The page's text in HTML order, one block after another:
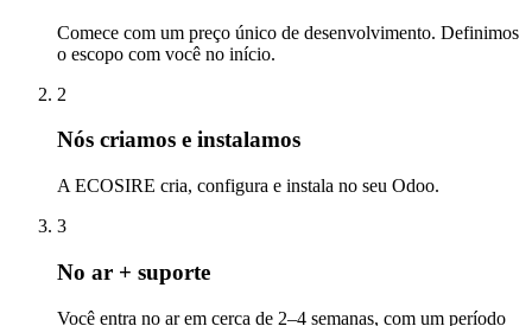
Comece com um preço único de desenvolvimento. Definimos
o escopo com você no início.
2
Nós criamos e instalamos
A ECOSIRE cria, configura e instala no seu Odoo.
3
No ar + suporte
Você entra no ar em cerca de 2–4 semanas, com um período